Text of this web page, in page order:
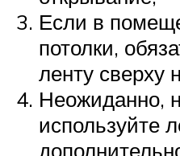
Если в
потолки,
ленту сверху
Неожиданно,
используйте